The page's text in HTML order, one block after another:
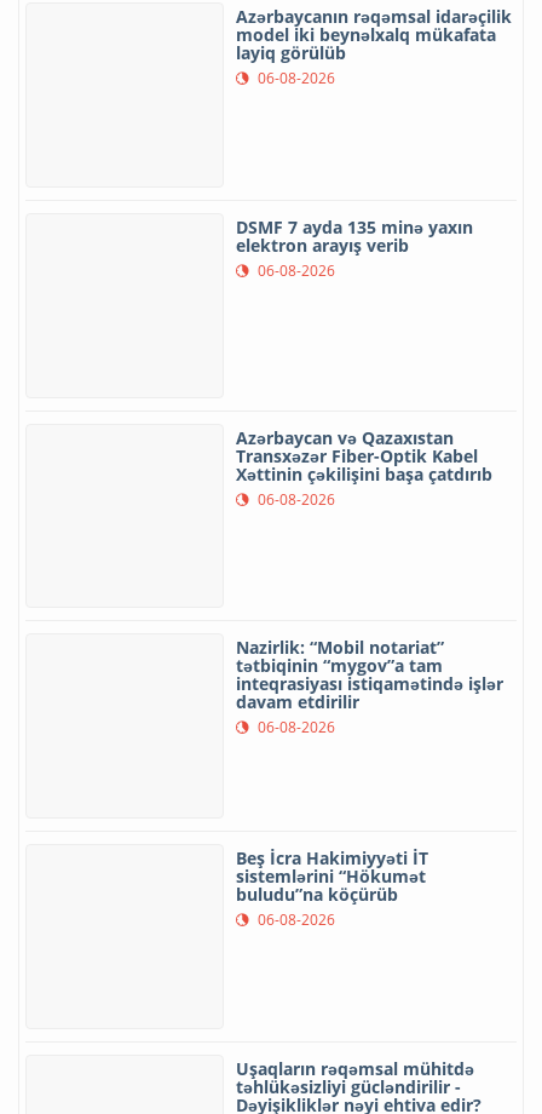
Azərbaycanın rəqəmsal idarəçilik
model iki beynəlxalq mükafata
layiq görülüb
DSMF 7 ayda 135 minə yaxın
elektron arayış verib
Azərbaycan və Qazaxıstan
Transxəzər Fiber-Optik Kabel
Xəttinin çəkilişini başa çatdırıb
Nazirlik: “Mobil notariat”
tətbiqinin “mygov”a tam
inteqrasiyası istiqamətində işlər
davam etdirilir
Beş İcra Hakimiyyəti İT
sistemlərini “Hökumət
buludu”na köçürüb
Uşaqların rəqəmsal mühitdə